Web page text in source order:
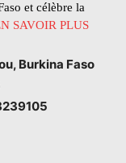
et célèbre la
SAVOIR PLUS
Burkina Faso